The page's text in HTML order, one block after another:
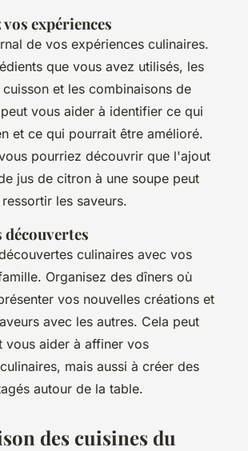
expériences
de vos expériences culinaires.
que vous avez utilisés, les
et les combinaisons de
vous aider à identifier ce qui
et ce qui pourrait être amélioré.
pourriez découvrir que l'ajout
jus de citron à une soupe peut
les saveurs.
découvertes
culinaires avec vos
Organisez des dîners où
vos nouvelles créations et
avec les autres. Cela peut
vous aider à affiner vos
mais aussi à créer des
autour de la table.
des cuisines du